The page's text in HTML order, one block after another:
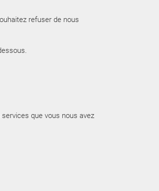
refuser de nous
que vous nous avez